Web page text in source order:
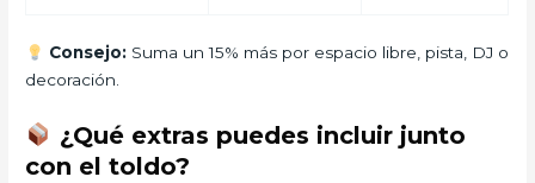
Consejo:Suma un 15% más por espacio libre, pista, DJ o
decoración.
¿Qué extras puedes incluir junto
con el toldo?